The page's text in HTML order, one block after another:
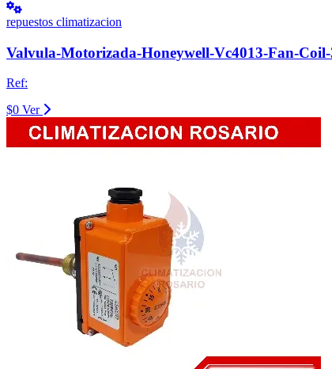
repuestos climatizacion
Valvula-Motorizada-Honeywell-Vc4013-Fan-
Ref:
$0 Ver